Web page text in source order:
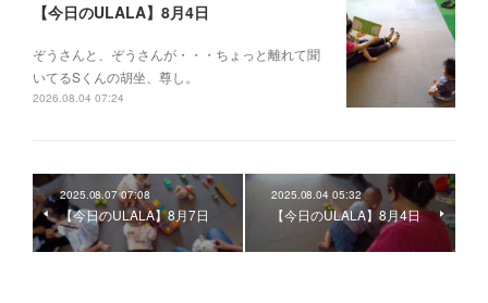
【今日のULALA】8月4日
ぞうさんと、ぞうさんが・・・ちょっと離れて聞
いてるSくんの胡坐、尊し。
2026.08.04 07:24
2025.08.07 07:08
【今日のULALA】8月7日
2025.08.04 05:32
【今日のULALA】8月4日